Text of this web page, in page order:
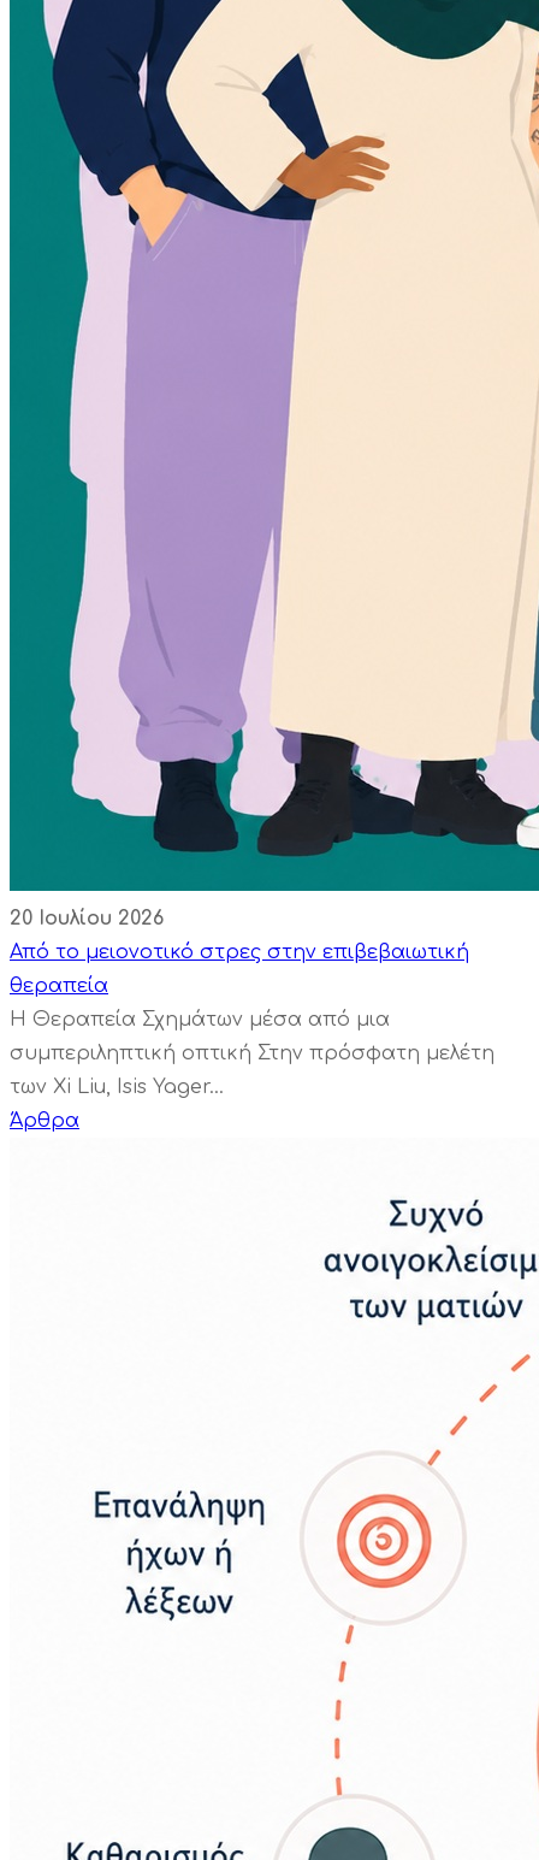
20 Ιουλίου 2026
Από το μειονοτικό στρες στην επιβεβαιωτική
θεραπεία
Η Θεραπεία Σχημάτων μέσα από μια
συμπεριληπτική οπτική Στην πρόσφατη μελέτη
των Xi Liu, Isis Yager...
Άρθρα